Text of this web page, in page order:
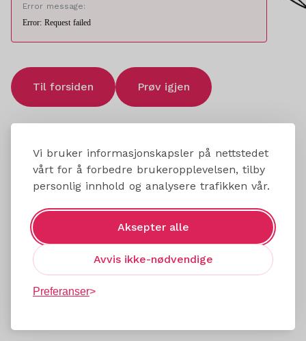
Vi bruker informasjonskapsler på nettstedet
vårt for å forbedre brukeropplevelsen, tilby
personlig innhold og analysere trafikken vår.
Aksepter alle
Avvis ikke-nødvendige
Preferanser
Error message:
Error: Request failed
Til forsiden Prøv igjen